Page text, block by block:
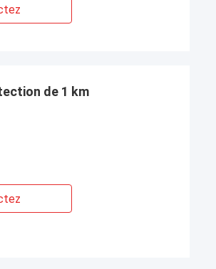
de 1 km